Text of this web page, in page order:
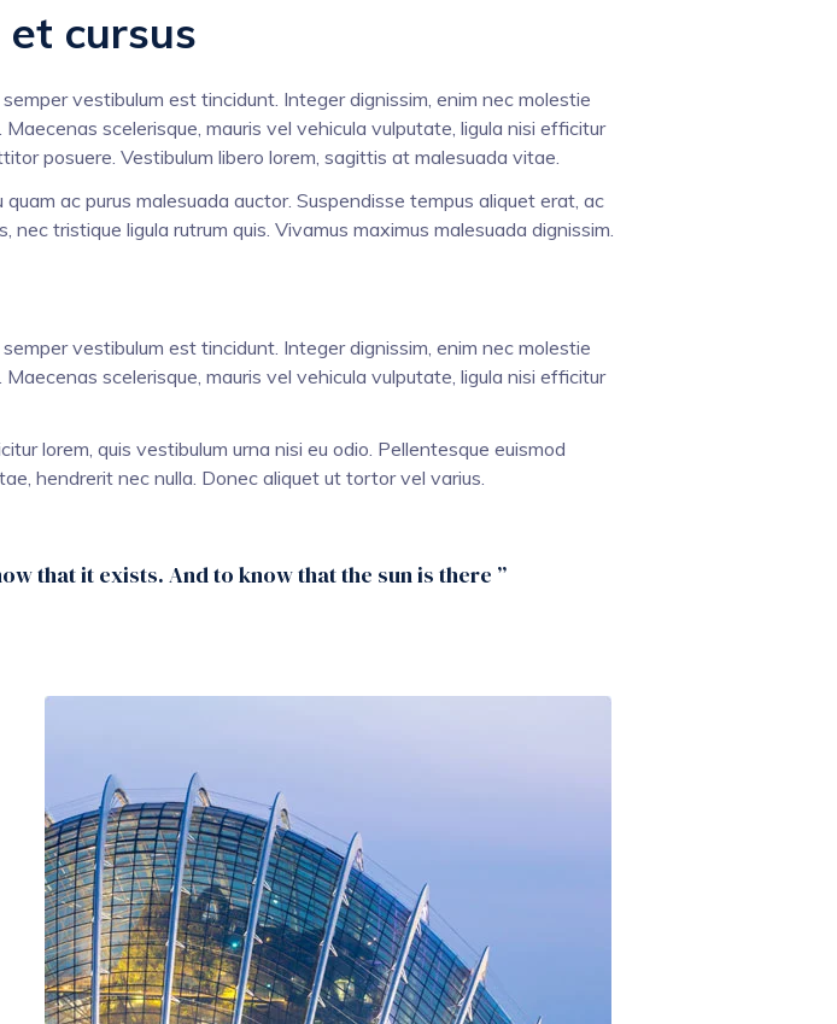
cursus
vestibulum est tincidunt. Integer dignissim, enim nec molestie
scelerisque, mauris vel vehicula vulputate, ligula nisi efficitur
posuere. Vestibulum libero lorem, sagittis at malesuada vitae.
ac purus malesuada auctor. Suspendisse tempus aliquet erat, ac
tristique ligula rutrum quis. Vivamus maximus malesuada dignissim.
vestibulum est tincidunt. Integer dignissim, enim nec molestie
scelerisque, mauris vel vehicula vulputate, ligula nisi efficitur
lorem, quis vestibulum urna nisi eu odio. Pellentesque euismod
hendrerit nec nulla. Donec aliquet ut tortor vel varius.
that it exists. And to know that the sun is there ”